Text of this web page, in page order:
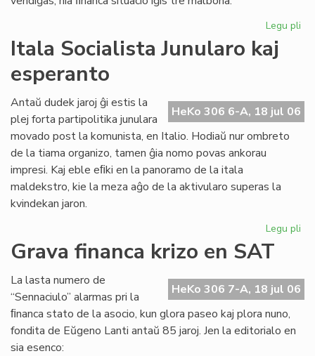
Legu pli
Itala Socialista Junularo kaj
esperanto
HeKo 306 6-A, 18 jul 06
Antaŭ dudek jaroj ĝi estis la
plej forta partipolitika junulara
movado post la komunista, en Italio. Hodiaŭ nur ombreto
de la tiama organizo, tamen ĝia nomo povas ankorau
impresi. Kaj eble eﬁki en la panoramo de la itala
maldekstro, kie la meza aĝo de la aktivularo superas la
kvindekan jaron.
Legu pli
Grava financa krizo en SAT
HeKo 306 7-A, 18 jul 06
La lasta numero de
“Sennaciulo” alarmas pri la
ﬁnanca stato de la asocio, kun glora paseo kaj plora nuno,
fondita de Eŭgeno Lanti antaŭ 85 jaroj. Jen la editorialo en
sia esenco: